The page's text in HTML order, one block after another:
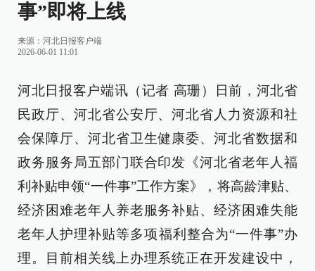
事”即将上线
来源： 河北日报客户端
2026-06-01 11:01
河北日报客户端讯（记者 高珊）日前，河北省
民政厅、河北省公安厅、河北省人力资源和社
会保障厅、河北省卫生健康委、河北省数据和
政务服务局五部门联合印发《河北省老年人福
利补贴申领“一件事”工作方案》，将高龄津贴、
经济困难老年人养老服务补贴、经济困难失能
老年人护理补贴等多项福利整合为“一件事”办
理。目前相关线上办理系统正在开发建设中，